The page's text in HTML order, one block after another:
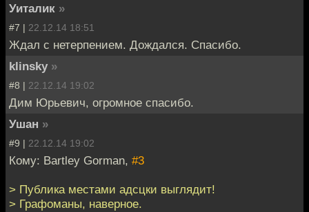
Уиталик »
#7 | 22.12.14 18:51
Ждал с нетерпением. Дождался. Спасибо.
klinsky »
#8 | 22.12.14 19:02
Дим Юрьевич, огромное спасибо.
Ушан »
#9 | 22.12.14 19:02
Кому: Bartley Gorman, #3
> Публика местами адсцки выглядит!
> Графоманы, наверное.